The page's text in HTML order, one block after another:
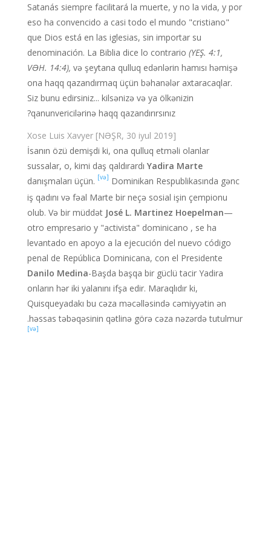
Satanás siempre facilitará la muerte, y no la vida, y por
eso ha convencido a casi todo el mundo "cristiano"
que Dios está en las iglesias, sin importar su
denominación. La Biblia dice lo contrario (YEŞ. 4:1,
VƏH. 14:4), və şeytana qulluq edənlərin hamısı həmişə
ona haqq qazandırmaq üçün bəhanələr axtaracaqlar.
Siz bunu edirsiniz... kilsənizə və ya ölkənizin
qanunvericilərinə haqq qazandırırsınız?
[NƏŞR, 30 iyul 2019] Xose Luis Xavyer
İsanın özü demişdi ki, ona qulluq etməli olanlar
sussalar, o, kimi daş qaldırardı Yadira Marte
danışmaları üçün.
[və] Dominikan Respublikasında gənc
iş qadını və fəal Marte bir neçə sosial işin çempionu
olub. Və bir müddət José L. Martinez Hoepelman—
otro empresario y "activista" dominicano , se ha
levantado en apoyo a la ejecución del nuevo código
penal de República Dominicana, con el Presidente
Danilo Medina-Başda başqa bir güclü tacir Yadira
onların hər iki yalanını ifşa edir. Maraqlıdır ki,
Quisqueyadakı bu cəza məcəlləsində cəmiyyətin ən
həssas təbəqəsinin qətlinə görə cəza nəzərdə tutulmur.
[və]